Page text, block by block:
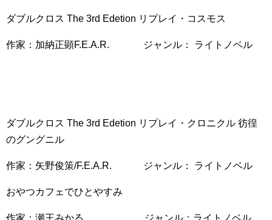
ダブルクロス The 3rd Edetion リプレイ・コスモス
作家：加納正顕F.E.A.R. ジャンル： ライトノベル
ダブルクロス The 3rd Edetion リプレイ・クロニクル 彷徨
のグングニル
作家：矢野俊策/F.E.A.R. ジャンル： ライトノベル
おやつカフェでひとやすみ
作家：瀬王みかる ジャンル：ライトノベル